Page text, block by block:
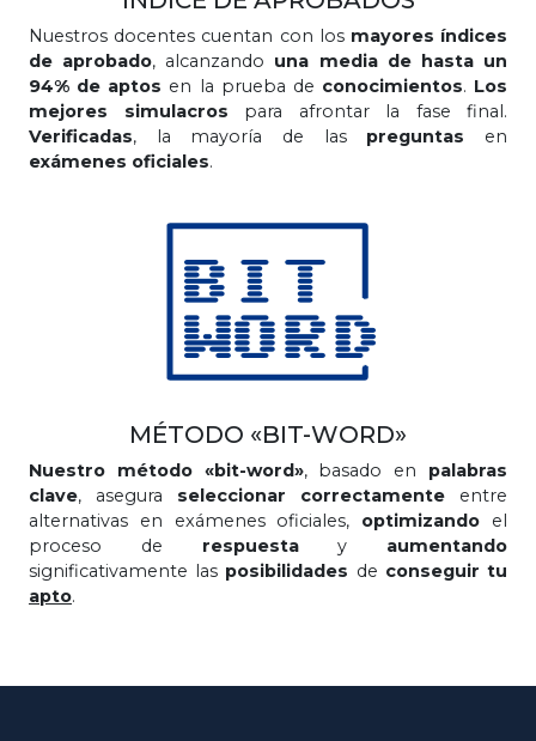
Nuestros docentes cuentan con los mayores índices
de aprobado, alcanzando una media de hasta un
94% de aptos en la prueba de conocimientos. Los
mejores simulacros para afrontar la fase final.
Verificadas, la mayoría de las preguntas en
exámenes oficiales.
MÉTODO «BIT-WORD»
Nuestro método «bit-word», basado en palabras
clave, asegura seleccionar correctamente entre
alternativas en exámenes oficiales, optimizando el
proceso de respuestay aumentando
significativamente las posibilidades de conseguir tu
apto.